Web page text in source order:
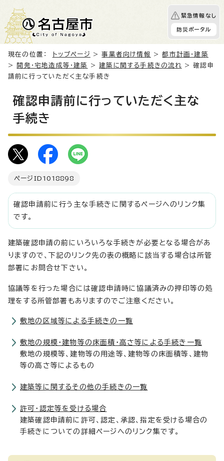
緊急情報なし
防災ポータル
現在の位置： トップページ >事業者向け情報 >都市計画・建築
>
開発・宅地造成等・建築 >建築に関する手続きの流れ > 確認申
請前に行っていただく主な手続き
確認申請前に行っていただく主な
手続き
ページID 1018898
確認申請前に行う主な手続きに関するページへのリンク集
です。
建築確認申請の前にいろいろな手続きが必要となる場合があ
りますので、下記のリンク先の表の概略に該当する場合は所管
部署にお問合せ下さい。
協議等を行った場合には確認申請時に協議済みの押印等の処
理をする所管部署もありますのでご注意ください。
敷地の区域等による手続きの一覧
敷地の規模・建物等の床面積・高さ等による手続き一覧
敷地の規模等、建物等の用途等、建物等の床面積等、建物
等の高さ等によるもの
建築等に関するその他の手続きの一覧
許可・認定等を受ける場合
建築確認申請前に許可、認定、承認、指定を受ける場合の
手続きについての詳細ページへのリンク集です。